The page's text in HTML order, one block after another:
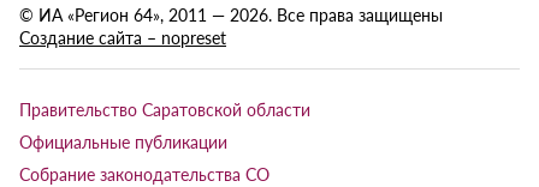
© ИА «Регион 64», 2011 — 2026. Все права защищены
Создание сайта – nopreset
Правительство Саратовской области
Официальные публикации
Собрание законодательства СО